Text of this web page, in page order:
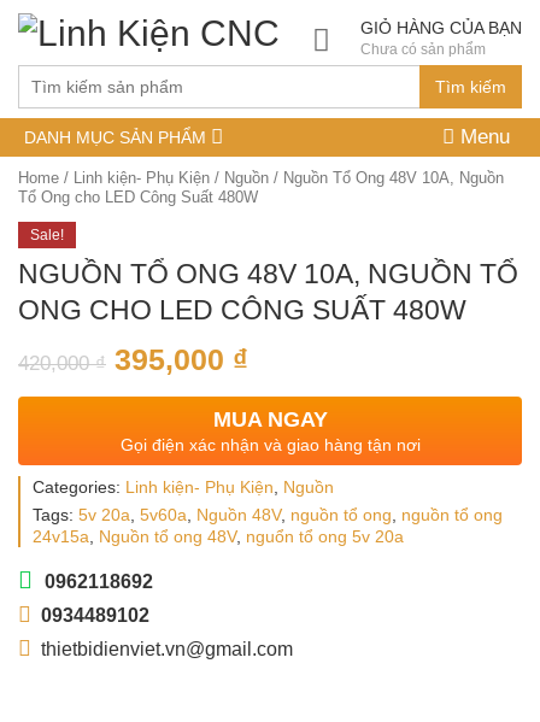
Tìm kiếm
GIỎ HÀNG CỦA BẠN
Chưa có sản phẩm
DANH MỤC SẢN PHẨM Menu
Home / Linh kiện- Phụ Kiện / Nguồn / Nguồn Tổ Ong 48V 10A, Nguồn
Tổ Ong cho LED Công Suất 480W
Sale!
NGUỒN TỔ ONG 48V 10A, NGUỒN TỔ
ONG CHO LED CÔNG SUẤT 480W
420,000₫ 395,000 ₫
MUA NGAY
Gọi điện xác nhận và giao hàng tận nơi
Categories: Linh kiện- Phụ Kiện, Nguồn
Tags: 5v 20a, 5v60a, Nguồn 48V, nguồn tổ ong, nguồn tổ ong
24v15a, Nguồn tổ ong 48V, nguổn tổ ong 5v 20a
0962118692
0934489102
thietbidienviet.vn@gmail.com